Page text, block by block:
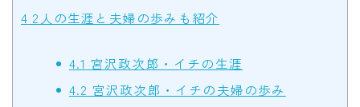
4 2人の生涯と夫婦の歩みも紹介
4.1 宮沢政次郎・イチの生涯
4.2 宮沢政次郎・イチの夫婦の歩み